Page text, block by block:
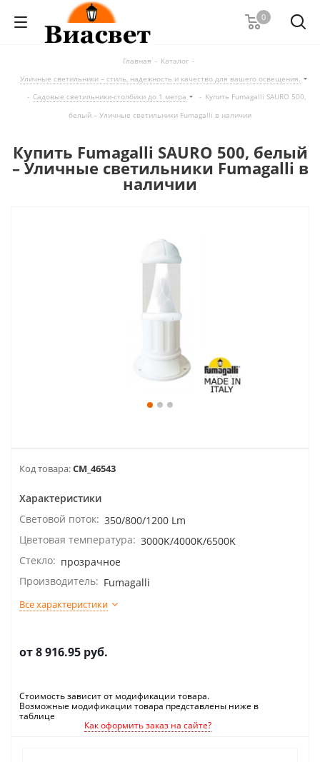
0
Главная - Каталог -
Уличные светильники – стиль, надежность и качество для вашего освещения.
- Садовые светильники-столбики до 1 метра - Купить Fumagalli SAURO 500,
белый – Уличные светильники Fumagalli в наличии
Купить Fumagalli SAURO 500, белый
– Уличные светильники Fumagalli в
наличии
Код товара:CM_46543
Характеристики
Световой поток: 350/800/1200 Lm
Цветовая температура: 3000K/4000K/6500K
Стекло: прозрачное
Производитель: Fumagalli
Все характеристики
от8 916.95 руб.
Стоимость зависит от модификации товара.
Возможные модификации товара представлены ниже в
таблице
Как оформить заказ на сайте?